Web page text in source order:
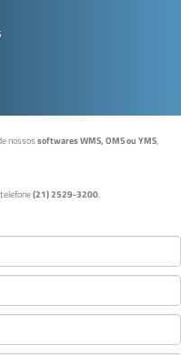
nossossoftwares WMS, OMS ou YMS,
(21) 2529-3200.